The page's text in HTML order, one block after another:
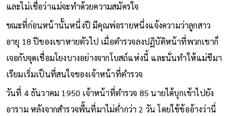
และไม่เชื่อว่าแม่จะทำด้วยความสมัครใจ
ขณะที่ก่อนหน้านั้นหนึ่งปี มีคุณพ่อรายหนึ่งแจ้งความว่าลูกสาว
อายุ 18 ปีของเขาหายตัวไป เมื่อตำรวจลงปฏิบัติหน้าที่พวกเขาก็
เจอกับจุดเชื่อมโยงบางอย่างจากโบสถ์แห่งนี้ และนั่นทำให้แม่ชีมา
เรียมเริ่มเป็นที่สนใจของเจ้าหน้าที่ตำรวจ
วันที่ 4 ธันวาคม 1950 เจ้าหน้าที่ตำรวจ 85 นายได้บุกเข้าไปยัง
อาราม หลังจากสำรวจพื้นที่มาไม่ต่ำกว่า 2 วัน โดยใช้ข้ออ้างว่านี่